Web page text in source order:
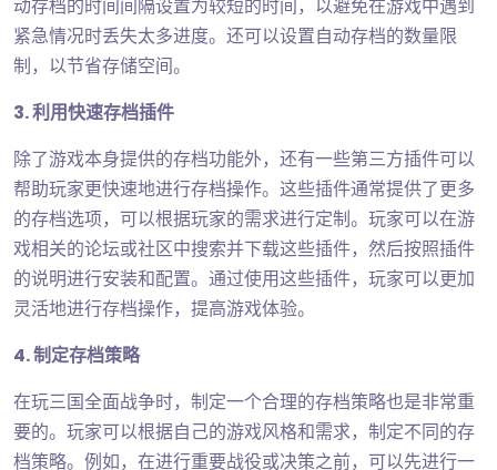
动存档的时间间隔设置为较短的时间，以避免在游戏中遇到
紧急情况时丢失太多进度。还可以设置自动存档的数量限
制，以节省存储空间。
3. 利用快速存档插件
除了游戏本身提供的存档功能外，还有一些第三方插件可以
帮助玩家更快速地进行存档操作。这些插件通常提供了更多
的存档选项，可以根据玩家的需求进行定制。玩家可以在游
戏相关的论坛或社区中搜索并下载这些插件，然后按照插件
的说明进行安装和配置。通过使用这些插件，玩家可以更加
灵活地进行存档操作，提高游戏体验。
4. 制定存档策略
在玩三国全面战争时，制定一个合理的存档策略也是非常重
要的。玩家可以根据自己的游戏风格和需求，制定不同的存
档策略。例如，在进行重要战役或决策之前，可以先进行一